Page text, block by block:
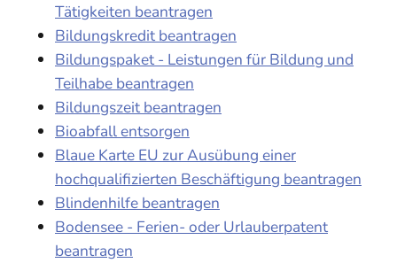
Tätigkeiten beantragen
Bildungskredit beantragen
Bildungspaket - Leistungen für Bildung und
Teilhabe beantragen
Bildungszeit beantragen
Bioabfall entsorgen
Blaue Karte EU zur Ausübung einer
hochqualifizierten Beschäftigung beantragen
Blindenhilfe beantragen
Bodensee - Ferien- oder Urlauberpatent
beantragen